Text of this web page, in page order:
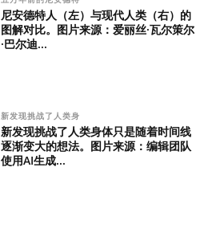
尼安德特人（左）与现代人类（右）的
图解对比。图片来源：爱丽丝·瓦尔策尔
·巴尔迪...
新发现挑战了人类身
新发现挑战了人类身体只是随着时间线
逐渐变大的想法。图片来源：编辑团队
使用AI生成...